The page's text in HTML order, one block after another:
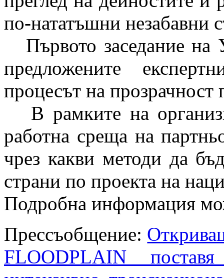
по-нататъшни незабавни
Първото заседание на
предложените
процесът на прозрачност
В рамките на
работна среща на
чрез какви методи да
страни по проекта на
Подробна информация
Πpeccъoбщeниe:
FLOODPLAIN